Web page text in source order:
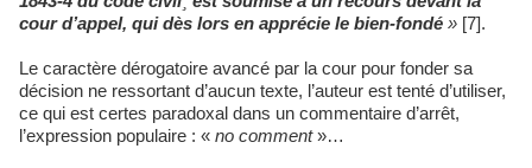
cour d’appel, qui dès lors en apprécie le bien-fondé » [7].
Le caractère dérogatoire avancé par la cour pour fonder sa
décision ne ressortant d’aucun texte, l’auteur est tenté d’utiliser,
ce qui est certes paradoxal dans un commentaire d’arrêt,
l’expression populaire : « no comment»…